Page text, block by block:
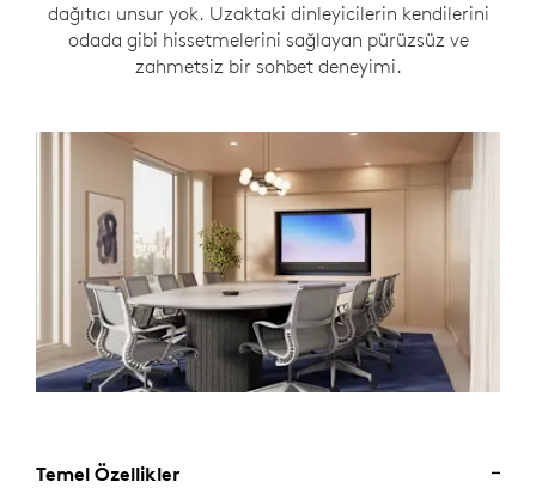
dağıtıcı unsur yok. Uzaktaki dinleyicilerin kendilerini
odada gibi hissetmelerini sağlayan pürüzsüz ve
zahmetsiz bir sohbet deneyimi.
Temel Özellikler